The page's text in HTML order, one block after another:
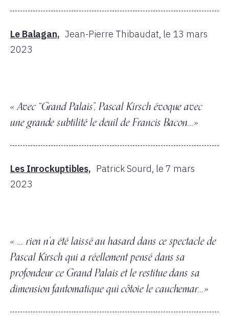
Le Balagan, Jean-Pierre Thibaudat, le 13 mars
2023
« Avec “Grand Palais”, Pascal Kirsch évoque avec
une grande subtilité le deuil de Francis Bacon...»
Les Inrockuptibles, Patrick Sourd, le 7 mars
2023
« ... rien n’a été laissé au hasard dans ce spectacle de
Pascal Kirsch qui a réellement pensé dans sa
profondeur ce Grand Palais et le restitue dans sa
dimension fantomatique qui côtoie le cauchemar...»